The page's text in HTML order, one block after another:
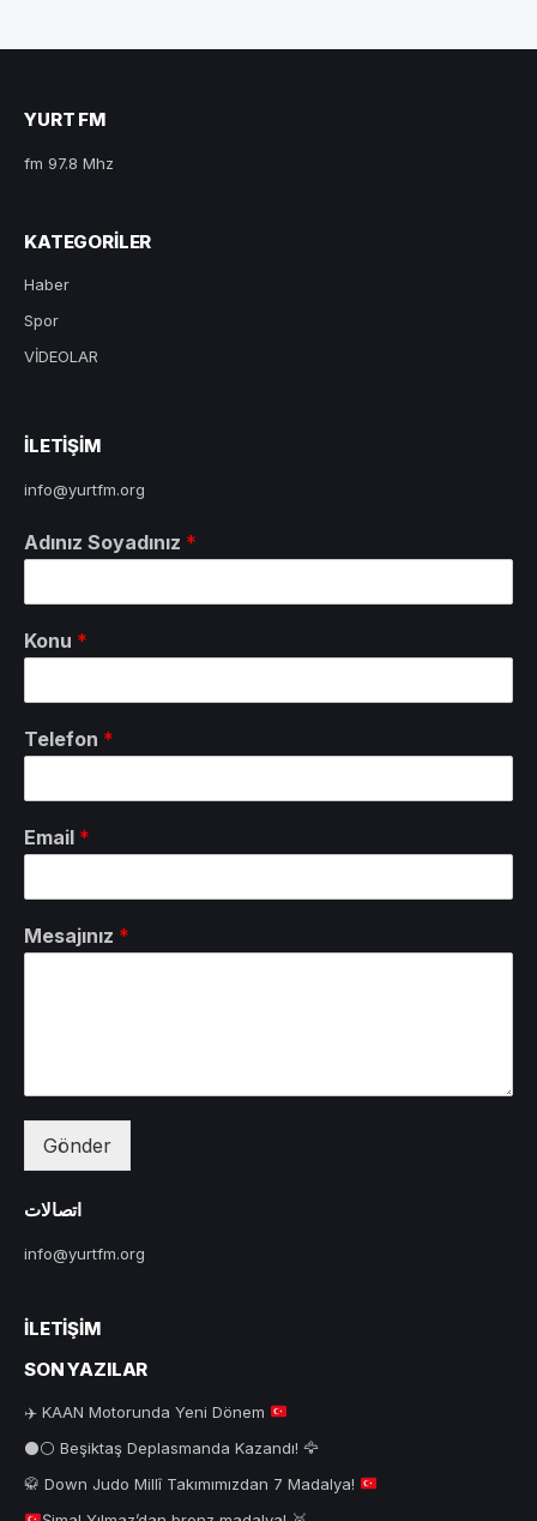
YURT FM
fm 97.8 Mhz
KATEGORILER
Haber
Spor
VİDEOLAR
ILETIŞIM
info@yurtfm.org
Adınız Soyadınız *
Konu *
Telefon *
Email *
Mesajınız *
Gönder
اتصالات
info@yurtfm.org
İLETIŞIM
SON YAZILAR
✈️ KAAN Motorunda Yeni Dönem
⚫⚪ Beşiktaş Deplasmanda Kazandı! 🦅
🥋 Down Judo Millî Takımımızdan 7 Madalya!